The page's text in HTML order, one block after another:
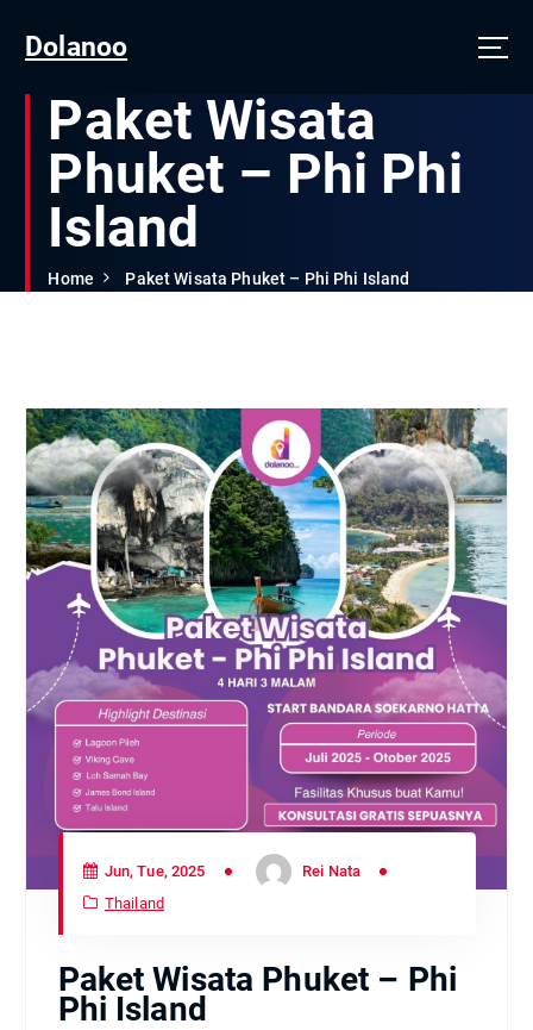
Dolanoo
Paket Wisata
Phuket – Phi Phi
Island
Home Paket Wisata Phuket – Phi Phi Island
Jun, Tue, 2025
Rei Nata
Thailand
Paket Wisata Phuket – Phi
Phi Island